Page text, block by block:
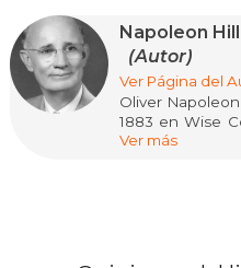
Napoleon Hill
(Autor)
Ver Página del
Oliver
1883 en Wise
Creció en una
Ver más